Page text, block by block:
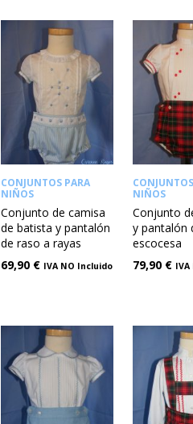
CONJUNTOS PARA
NIÑOS
Conjunto de camisa
de batista y pantalón
de raso a rayas
69,90 € IVA NO Incluido
NIÑOS
Conjunto
y pantalón
escocesa
79,90 €